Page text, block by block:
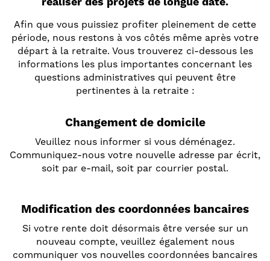
Afin que vous puissiez profiter pleinement de cette
période, nous restons à vos côtés même après votre
départ à la retraite. Vous trouverez ci-dessous les
informations les plus importantes concernant les
questions administratives qui peuvent être
pertinentes à la retraite :
Changement de domicile
Veuillez nous informer si vous déménagez.
Communiquez-nous votre nouvelle adresse par écrit,
soit par e-mail, soit par courrier postal.
Modification des coordonnées bancaires
Si votre rente doit désormais être versée sur un
nouveau compte, veuillez également nous
communiquer vos nouvelles coordonnées bancaires